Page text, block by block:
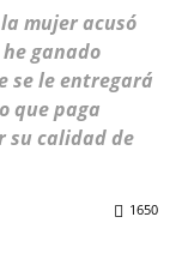
mujer acusó
ganado
se le entregará
que paga
su calidad de
1650